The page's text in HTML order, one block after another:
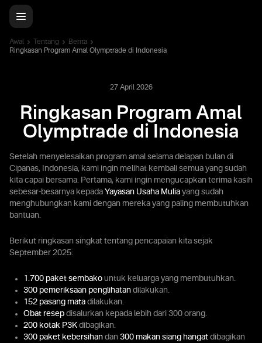
Awal Tentang
Berita
Ringkasan Program Amal Olymptrade di Indonesia
27 April 2026
Ringkasan Program Amal
Olymptrade di Indonesia
Setelah menyelesaikan program amal selama delapan bulan di
Cipanas, Indonesia, kami ingin melihat kembali semua yang sudah
kita capai bersama. Pertama, kami ingin mengucapkan terima kasih
sebesar-besarnya kepada Yayasan Usaha Mulia yang sudah
menghubungkan kami dengan mereka yang paling membutuhkan
bantuan.
Berikut ringkasan singkat tentang pencapaian kita sejak
September 2025:
1.700 paket sembako untuk keluarga yang membutuhkan.
300 pemeriksaan penglihatan dilakukan.
152 pasang mata dilakukan.
Obat resep disalurkan kepada lebih dari 300 orang.
200 kotak P3K dibagikan.
300 paket kebersihan dan 300 makan siang hangat dibagikan